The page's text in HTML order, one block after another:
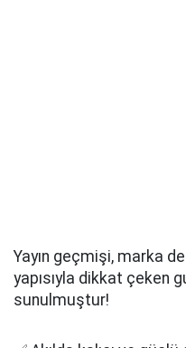
Yayın geçmişi, marka
yapısıyla dikkat çeken
sunulmuştur!